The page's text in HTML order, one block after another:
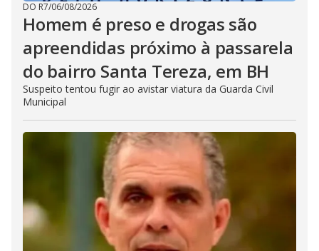
DO R7/06/08/2026
Homem é preso e drogas são
apreendidas próximo à passarela
do bairro Santa Tereza, em BH
Suspeito tentou fugir ao avistar viatura da Guarda Civil
Municipal